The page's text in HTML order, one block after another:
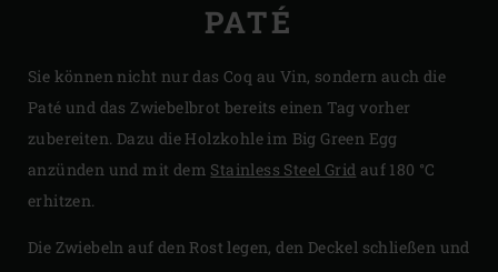
PATÉ
Sie können nicht nur das Coq au Vin, sondern auch die
Paté und das Zwiebelbrot bereits einen Tag vorher
zubereiten. Dazu die Holzkohle im Big Green Egg
anzünden und mit dem Stainless Steel Grid auf 180 °C
erhitzen.
Die Zwiebeln auf den Rost legen, den Deckel schließen und